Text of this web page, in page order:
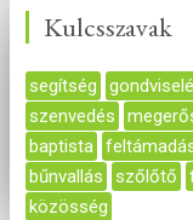
Kulcsszavak
segítség
szenvedés
baptista
bűnvallás
szőlőtő
közösség